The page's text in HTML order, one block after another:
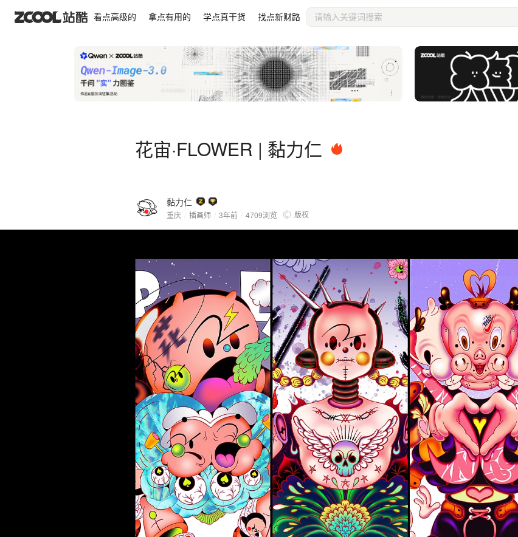
看点高级的 拿点有用的 学点真干货 找点新财路
花宙·FLOWER | 黏力仁
黏力仁
重庆 插画师 3年前 4709浏览 版权
花宙·FLOWER | 黏力仁